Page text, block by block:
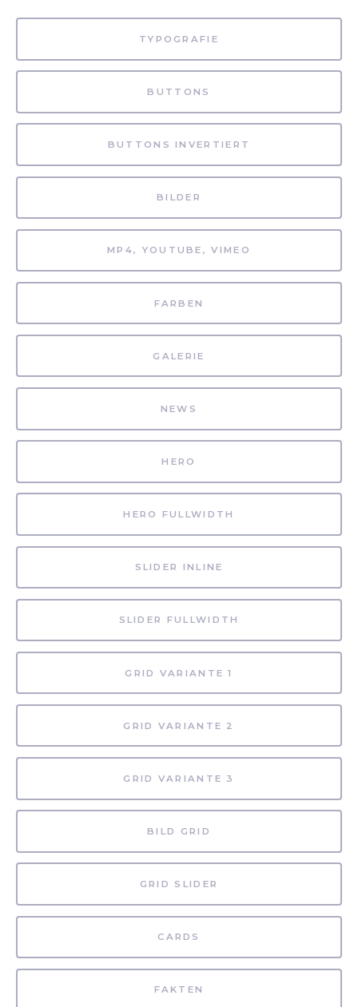
TYPOGRAFIE
BUTTONS
BUTTONS INVERTIERT
BILDER
MP4, YOUTUBE, VIMEO
FARBEN
GALERIE
NEWS
HERO
HERO FULLWIDTH
SLIDER INLINE
SLIDER FULLWIDTH
GRID VARIANTE 1
GRID VARIANTE 2
GRID VARIANTE 3
BILD GRID
GRID SLIDER
CARDS
FAKTEN